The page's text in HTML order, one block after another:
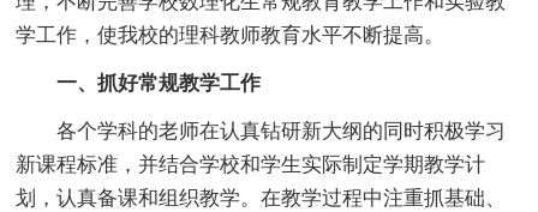
学工作，使我校的理科教师教育水平不断提高。
一、抓好常规教学工作
各个学科的老师在认真钻研新大纲的同时积极学习
新课程标准，并结合学校和学生实际制定学期教学计
划，认真备课和组织教学。在教学过程中注重抓基础、